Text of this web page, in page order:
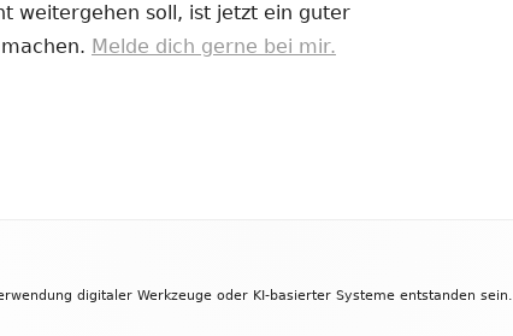
weitergehen soll, ist jetzt ein guter
Melde dich gerne bei mir.
digitaler Werkzeuge oder KI-basierter Systeme entstanden sein.